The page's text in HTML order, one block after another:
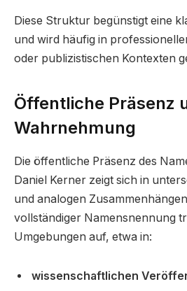
Diese Struktur begünstigt eine
und wird häufig in
oder publizistischen Kontexten
Öffentliche Präsenz
Wahrnehmung
Die öffentliche Präsenz des
Daniel Kerner zeigt sich in
und analogen
vollständiger Namensnennung
Umgebungen auf, etwa in:
wissenschaftlichen